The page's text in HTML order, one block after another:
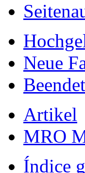
Neue
Artikel
MRO
Índice